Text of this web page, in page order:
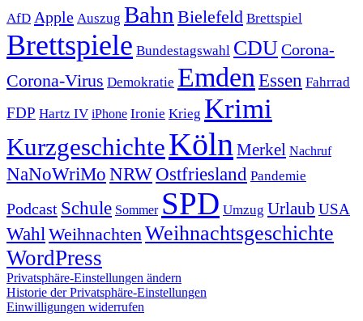
AfD Apple Auszug Bahn Bielefeld Brettspiel
Brettspiele Bundestagswahl CDUCorona-
Corona-Virus Demokratie Emden Essen Fahrrad
FDP Hartz IV iPhone Ironie Krieg Krimi
KurzgeschichteKöln Merkel Nachruf
NaNoWriMo NRWOstfriesland Pandemie
Podcast Schule Sommer SPD Umzug Urlaub USA
Wahl Weihnachten Weihnachtsgeschichte
WordPress
Privatsphäre-Einstellungen ändern
Historie der Privatsphäre-Einstellungen
Einwilligungen widerrufen